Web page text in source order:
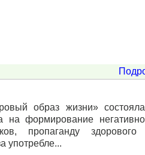
образ жизни»
на формирование
пропаганду
употребле...